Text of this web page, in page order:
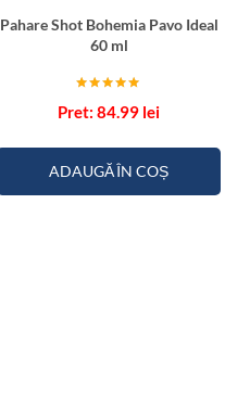
Pahare Shot Bohemia Pavo Ideal
60 ml
5.00
84.99 lei
ADAUGĂ ÎN COȘ